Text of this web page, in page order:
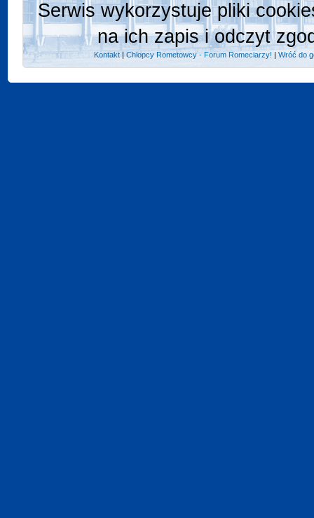
Serwis wykorzystuje pliki
na ich zapis i odczyt
Kontakt |Chlopcy Rometowcy - Forum Romeciarzy! |Wróć do